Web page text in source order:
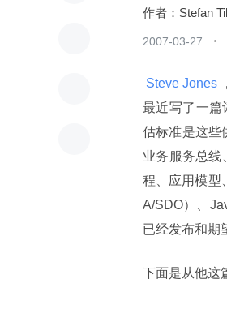
Stefan
2007-03-27
Steve Jones
最近写了一篇
估标准是这些
业务服务总线
程、应用模型
A/SDO）、
已经发布和期
下面是从他这